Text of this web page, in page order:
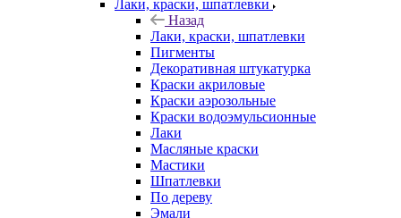
Лаки, краски, шпатлевки
Назад
Лаки, краски, шпатлевки
Пигменты
Декоративная штукатурка
Краски акриловые
Краски аэрозольные
Краски водоэмульсионные
Лаки
Масляные краски
Мастики
Шпатлевки
По дереву
Эмали